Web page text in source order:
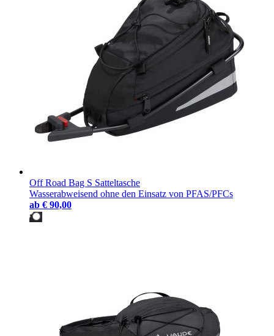
Off Road Bag S Satteltasche
Wasserabweisend ohne den Einsatz von PFAS/PFCs
ab € 90,00